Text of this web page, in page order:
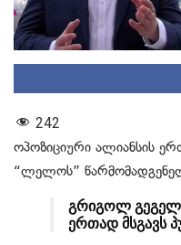
242
ოპოზიციური ალიანსის
“ლელოს”
გრიგოლ
ერთად მსგავს